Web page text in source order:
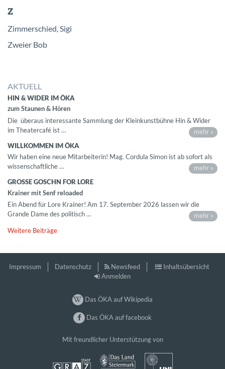
Z
Zimmerschied, Sigi
Zweier Bob
AKTUELL
HIN & WIDER IM ÖKA
zum Staunen & Hören
Die überaus interessante Sammlung der Kleinkunstbühne Hin & Wider
im Theatercafé ist …
mehr »
WILLKOMMEN IM ÖKA
Wir haben eine neue Mitarbeiterin! Mag. Cordula Simon ist ab sofort als
wissenschaftliche …
mehr »
GROSSE GOSCHN FOR LORE
Krainer mit Senf reloaded
Ein Abend für Lore Krainer! Am 17. September 2026 lassen wir die
Grande Dame des politisch …
mehr »
Weitere Beiträge
Impressum Datenschutz Newsfeed
Inhaltsübersicht
Anmelden
Das ÖKA auf Wikipedia
Das ÖKA auf facebook
Mit freundlicher Unterstützung von